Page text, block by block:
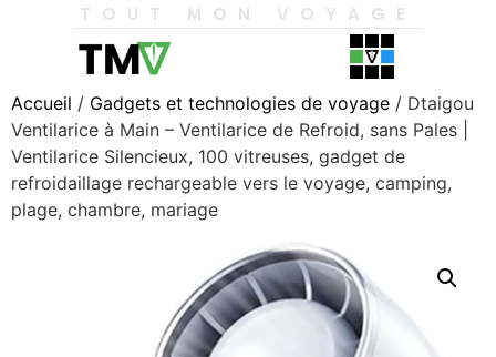
TOUT MON VOYAGE
Accueil / Gadgets et technologies de voyage / Dtaigou
Ventilarice à Main – Ventilarice de Refroid, sans Pales |
Ventilarice Silencieux, 100 vitreuses, gadget de
refroidaillage rechargeable vers le voyage, camping,
plage, chambre, mariage